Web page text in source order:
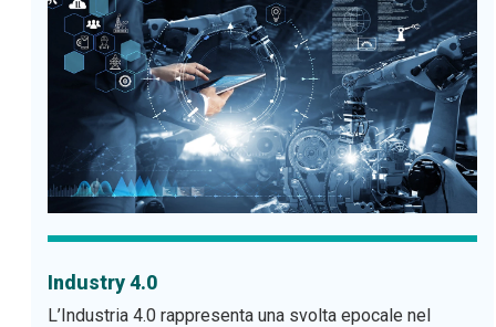
Industry 4.0
L’Industria 4.0 rappresenta una svolta epocale nel